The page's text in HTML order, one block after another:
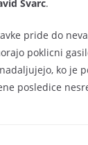
Švarc.
pride do
poklicni
ko je
posledice